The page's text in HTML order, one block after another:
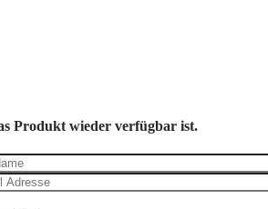
Produkt wieder verfügbar ist.